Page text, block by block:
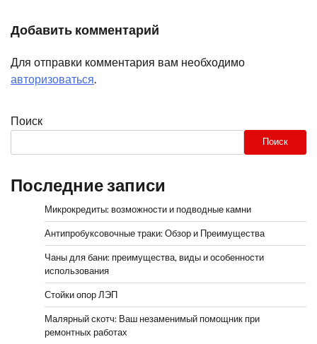
Добавить комментарий
Для отправки комментария вам необходимо
авторизоваться.
Поиск
Поиск
Последние записи
Микрокредиты: возможности и подводные камни
Антипробуксовочные траки: Обзор и Преимущества
Чаны для бани: преимущества, виды и особенности
использования
Стойки опор ЛЭП
Малярный скотч: Ваш незаменимый помощник при
ремонтных работах